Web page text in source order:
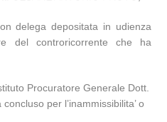
delega depositata in udienza
del controricorrente che ha
Procuratore Generale Dott.
per l’inammissibilita’ o